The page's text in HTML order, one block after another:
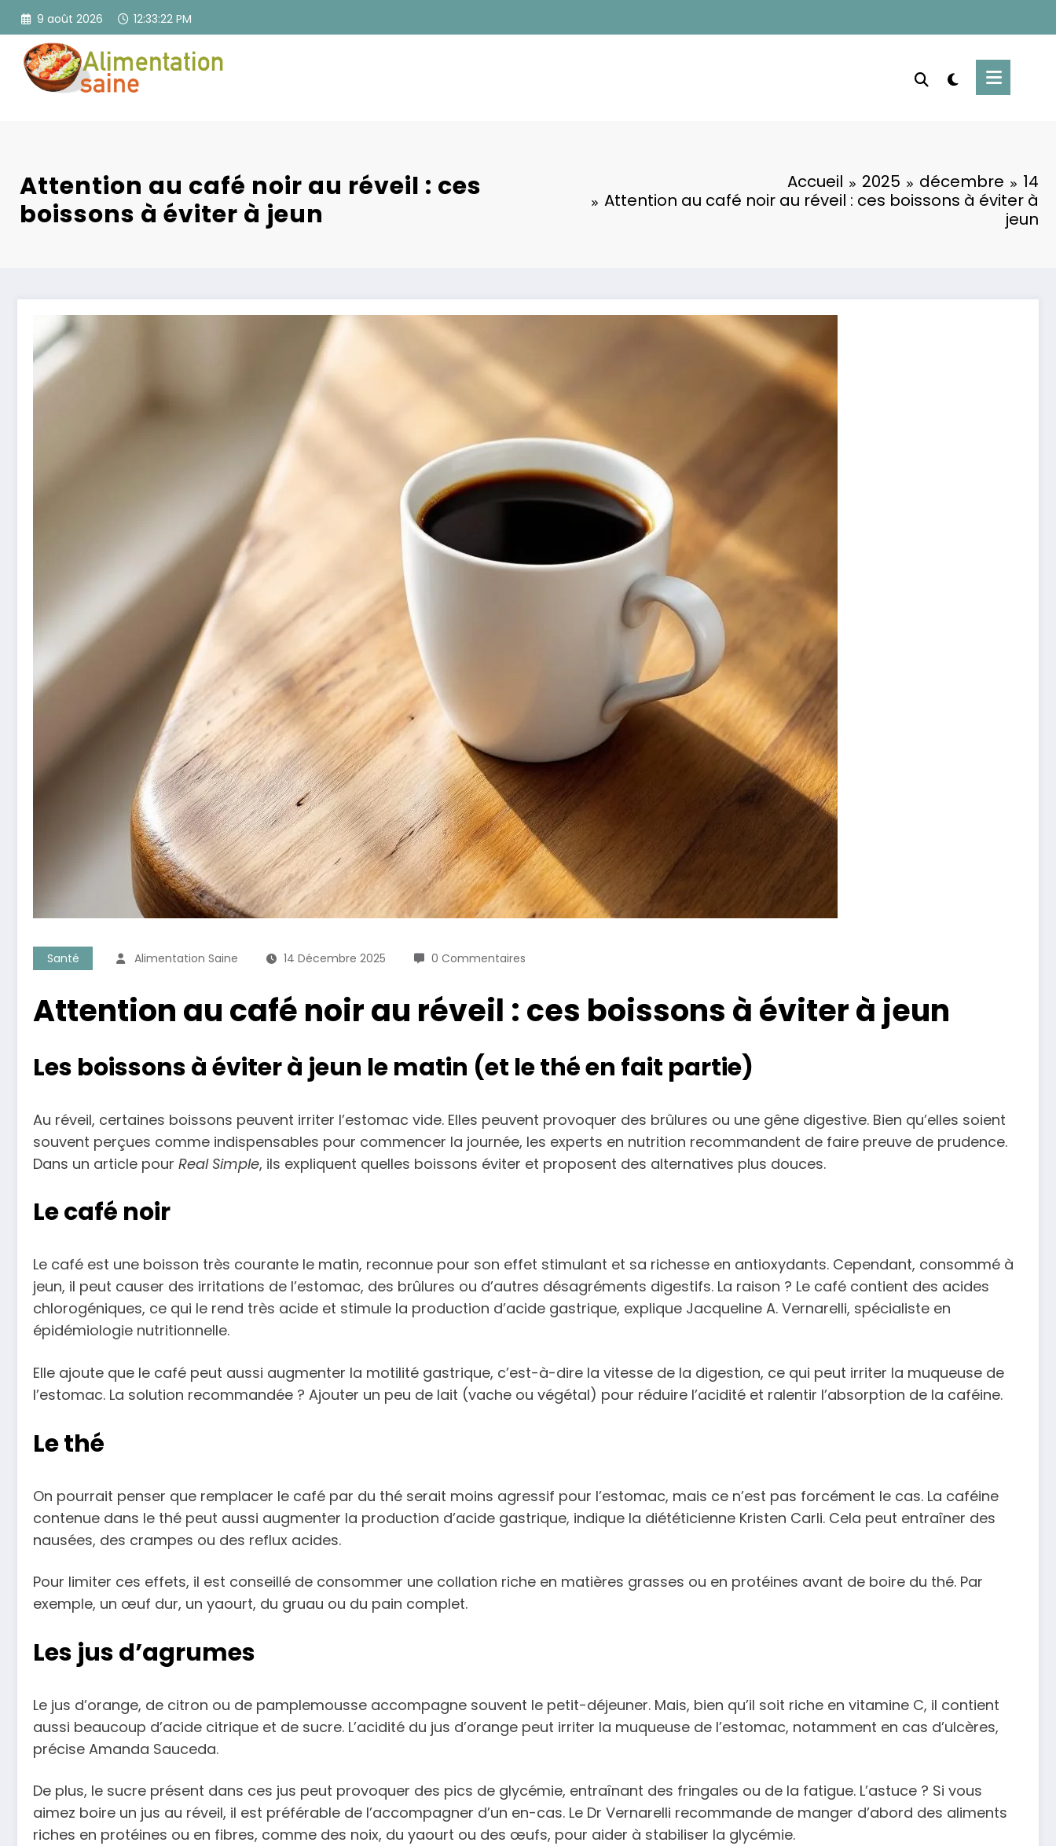
Aller
contenu
9 août 2026 12:33:23 PM
Attention au café noir au réveil : ces
boissons à éviter à jeun
Accueil 2025 décembre
14
Attention au café noir au réveil : ces boissons à éviter à
jeun
Santé Alimentation Saine 14 Décembre 2025 0 Commentaires
Attention au café noir au réveil : ces boissons à éviter à jeun
Les boissons à éviter à jeun le matin (et le thé en fait partie)
Au réveil, certaines boissons peuvent irriter l’estomac vide. Elles peuvent provoquer des brûlures ou une gêne digestive. Bien qu’elles soient
souvent perçues comme indispensables pour commencer la journée, les experts en nutrition recommandent de faire preuve de prudence.
Dans un article pour Real Simple, ils expliquent quelles boissons éviter et proposent des alternatives plus douces.
Le café noir
Le café est une boisson très courante le matin, reconnue pour son effet stimulant et sa richesse en antioxydants. Cependant, consommé à
jeun, il peut causer des irritations de l’estomac, des brûlures ou d’autres désagréments digestifs. La raison ? Le café contient des acides
chlorogéniques, ce qui le rend très acide et stimule la production d’acide gastrique, explique Jacqueline A. Vernarelli, spécialiste en
épidémiologie nutritionnelle.
Elle ajoute que le café peut aussi augmenter la motilité gastrique, c’est-à-dire la vitesse de la digestion, ce qui peut irriter la muqueuse de
l’estomac. La solution recommandée ? Ajouter un peu de lait (vache ou végétal) pour réduire l’acidité et ralentir l’absorption de la caféine.
Le thé
On pourrait penser que remplacer le café par du thé serait moins agressif pour l’estomac, mais ce n’est pas forcément le cas. La caféine
contenue dans le thé peut aussi augmenter la production d’acide gastrique, indique la diététicienne Kristen Carli. Cela peut entraîner des
nausées, des crampes ou des reflux acides.
Pour limiter ces effets, il est conseillé de consommer une collation riche en matières grasses ou en protéines avant de boire du thé. Par
exemple, un œuf dur, un yaourt, du gruau ou du pain complet.
Les jus d’agrumes
Le jus d’orange, de citron ou de pamplemousse accompagne souvent le petit-déjeuner. Mais, bien qu’il soit riche en vitamine C, il contient
aussi beaucoup d’acide citrique et de sucre. L’acidité du jus d’orange peut irriter la muqueuse de l’estomac, notamment en cas d’ulcères,
précise Amanda Sauceda.
De plus, le sucre présent dans ces jus peut provoquer des pics de glycémie, entraînant des fringales ou de la fatigue. L’astuce ? Si vous
aimez boire un jus au réveil, il est préférable de l’accompagner d’un en-cas. Le Dr Vernarelli recommande de manger d’abord des aliments
riches en protéines ou en fibres, comme des noix, du yaourt ou des œufs, pour aider à stabiliser la glycémie.